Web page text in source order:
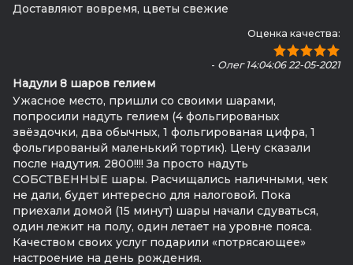
Доставляют вовремя, цветы свежие
Оценка качества:
- Олег 14:04:06 22-05-2021
Надули 8 шаров гелием
Ужасное место, пришли со своими шарами,
попросили надуть гелием (4 фольгированых
звёздочки, два обычных, 1 фольгированая цифра, 1
фольгированый маленький тортик). Цену сказали
после надутия. 2800!!!! За просто надуть
СОБСТВЕННЫЕ шары. Расчищались наличными, чек
не дали, будет интересно для налоговой. Пока
приехали домой (15 минут) шары начали сдуваться,
один лежит на полу, один летает на уровне пояса.
Качеством своих услуг подарили «потрясающее»
настроение на день рождения.